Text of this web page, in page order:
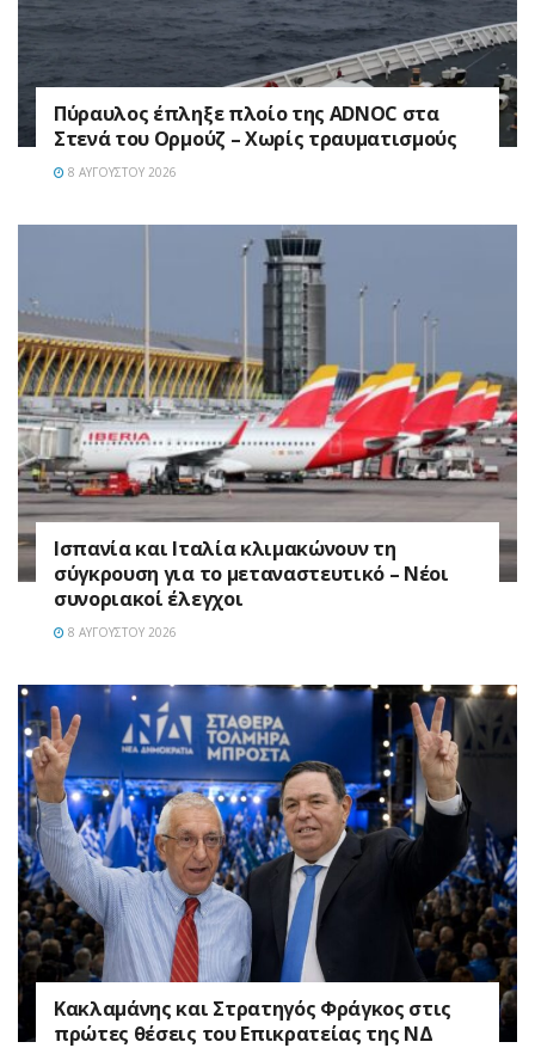
Πύραυλος έπληξε πλοίο της ADNOC στα
Στενά του Ορμούζ – Χωρίς τραυματισμούς
8 ΑΥΓΟΎΣΤΟΥ 2026
Ισπανία και Ιταλία κλιμακώνουν τη
σύγκρουση για το μεταναστευτικό – Νέοι
συνοριακοί έλεγχοι
8 ΑΥΓΟΎΣΤΟΥ 2026
Κακλαμάνης και Στρατηγός Φράγκος στις
πρώτες θέσεις του Επικρατείας της ΝΔ